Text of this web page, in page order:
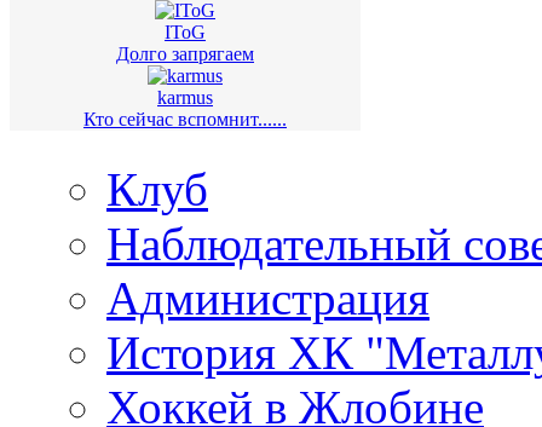
IToG
Долго запрягаем
karmus
Кто сейчас вспомнит......
Клуб
Наблюдательный
Администрация
История ХК
Хоккей в Жлобине